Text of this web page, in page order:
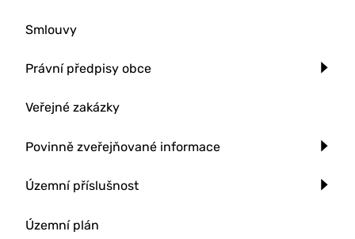
Smlouvy
Právní předpisy obce
Veřejné zakázky
Povinně zveřejňované informace
Územní příslušnost
Územní plán